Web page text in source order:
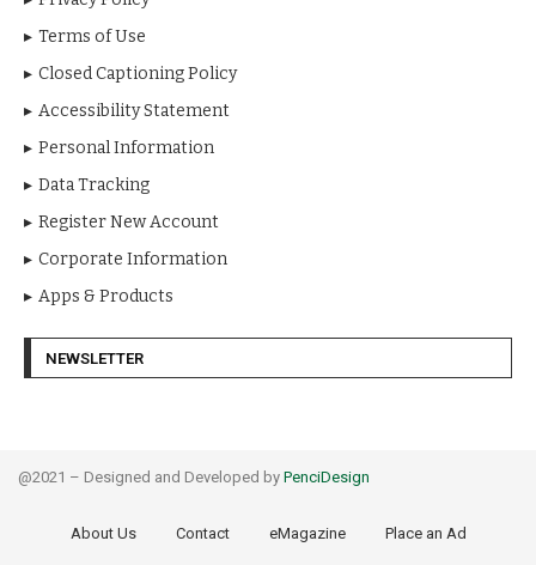
Terms of Use
Closed Captioning Policy
Accessibility Statement
Personal Information
Data Tracking
Register New Account
Corporate Information
Apps & Products
NEWSLETTER
@2021 – Designed and Developed by PenciDesign
About Us Contact eMagazine Place an Ad